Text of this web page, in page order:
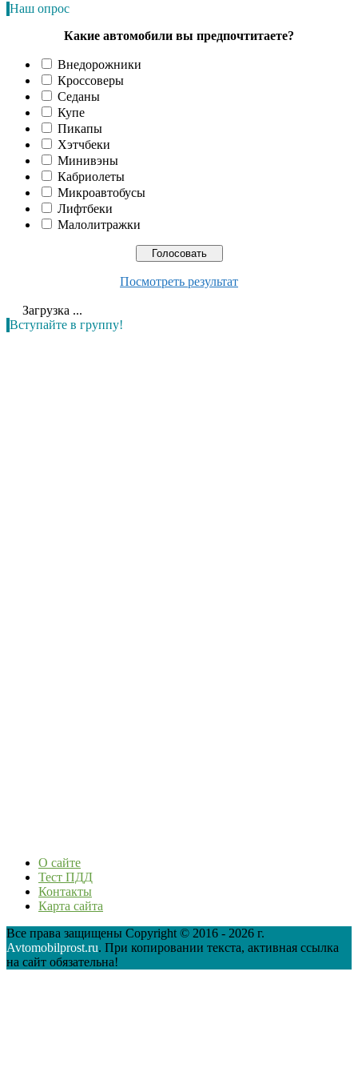
Наш опрос
Какие автомобили вы предпочтитаете?
Внедорожники
Кроссоверы
Седаны
Купе
Пикапы
Хэтчбеки
Минивэны
Кабриолеты
Микроавтобусы
Лифтбеки
Малолитражки
Посмотреть результат
Загрузка ...
Вступайте в группу!
О сайте
Тест ПДД
Контакты
Карта сайта
Все права защищены Copyright © 2016 - 2026 г.
Avtomobilprost.ru. При копировании текста, активная ссылка
на сайт обязательна!